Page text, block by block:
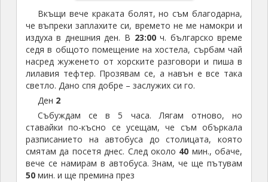
Вкъщи вече краката болят, но съм благодарна,
че въпреки заплахите си, времето не ме намокри и
издуха в днешния ден. В 23:00ч. българско време
седя в общото помещение на хостела, сърбам чай
насред жуженето от хорските разговори и пиша в
лилавия тефтер. Прозявам се, а навън е все така
светло. Дано спя добре – заслужих си го.
Ден 2
Събуждам се в 5 часа. Лягам отново, но
ставайки по-късно се усещам, че съм объркала
разписанието на автобуса до столицата, която
смятам да посетя днес. След около 40 мин., обаче,
вече се намирам в автобуса. Знам, че ще пътувам
50мин. и ще премина през